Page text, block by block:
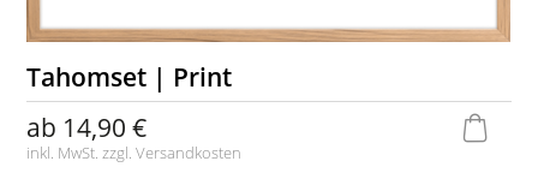
Tahomset | Print
ab 14,90 €
inkl. MwSt. zzgl.Versandkosten